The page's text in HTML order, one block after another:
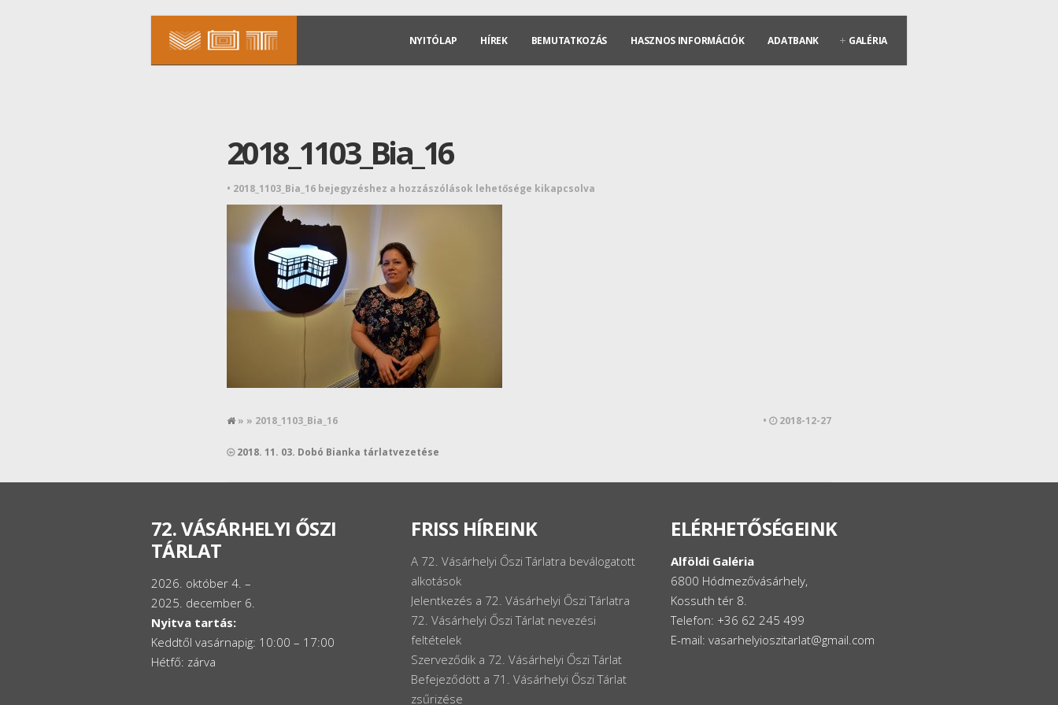
NYITÓLAP HÍREK BEMUTATKOZÁS HASZNOS INFORMÁCIÓK ADATBANK GALÉRIA
2018_1103_Bia_16
• 2018_1103_Bia_16 bejegyzéshez a hozzászólások lehetősége kikapcsolva
» » 2018_1103_Bia_16 • 2018-12-27
2018. 11. 03. Dobó Bianka tárlatvezetése
72. VÁSÁRHELYI ŐSZI
TÁRLAT
2026. október 4. –
2025. december 6.
Nyitva tartás:
Keddtől vasárnapig: 10:00 – 17:00
Hétfő: zárva
FRISS HÍREINK
A 72. Vásárhelyi Őszi Tárlatra beválogatott
alkotások
Jelentkezés a 72. Vásárhelyi Őszi Tárlatra
72. Vásárhelyi Őszi Tárlat nevezési
feltételek
Szerveződik a 72. Vásárhelyi Őszi Tárlat
Befejeződött a 71. Vásárhelyi Őszi Tárlat
zsűrizése
ELÉRHETŐSÉGEINK
Alföldi Galéria
6800 Hódmezővásárhely,
Kossuth tér 8.
Telefon: +36 62 245 499
E-mail: vasarhelyioszitarlat@gmail.com